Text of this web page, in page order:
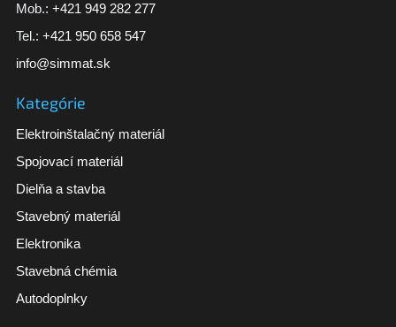
Mob.: +421 949 282 277
Tel.: +421 950 658 547
info@simmat.sk
Kategórie
Elektroinštalačný materiál
Spojovací materiál
Dielňa a stavba
Stavebný materiál
Elektronika
Stavebná chémia
Autodoplnky